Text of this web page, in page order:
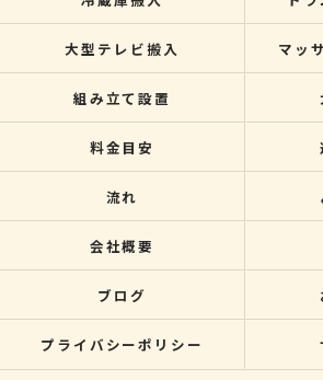
大型テレビ搬入 マッ
組み立て設置
料金目安
流れ
会社概要
ブログ
プライバシーポリシー